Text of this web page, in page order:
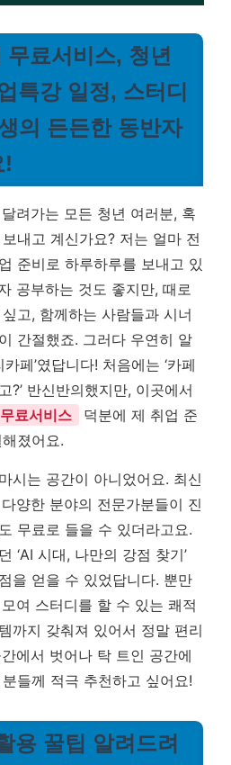
료서비스, 청년
특강 일정, 스터디
의 든든한 동반자
!
려가는 모든 청년 여러분, 혹
내고 계신가요? 저는 얼마 전
준비로 하루하루를 보내고 있
공부하는 것도 좋지만, 때로
고, 함께하는 사람들과 시너
간절했죠. 그러다 우연히 알
페’였답니다! 처음에는 ‘카페
?’ 반신반의했지만, 이곳에서
료서비스
덕분에 제 취업 준
졌어요.
시는 공간이 아니었어요. 최신
양한 분야의 전문가분들이 진
무료로 들을 수 있더라고요.
‘AI 시대, 나만의 강점 찾기’
을 얻을 수 있었답니다. 뿐만
여 스터디를 할 수 있는 쾌적
까지 갖춰져 있어서 정말 편리
에서 벗어나 탁 트인 공간에
들께 적극 추천하고 싶어요!
용 꿀팁 알려드려